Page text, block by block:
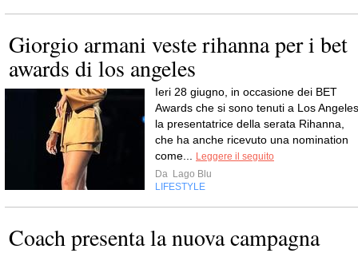
Giorgio armani veste rihanna per i bet
awards di los angeles
Ieri 28 giugno, in occasione dei BET
Awards che si sono tenuti a Los
la presentatrice della serata Rihanna,
che ha anche ricevuto una nomination
come...
Leggere il seguito
Da Lago Blu
LIFESTYLE
Coach presenta la nuova campagna